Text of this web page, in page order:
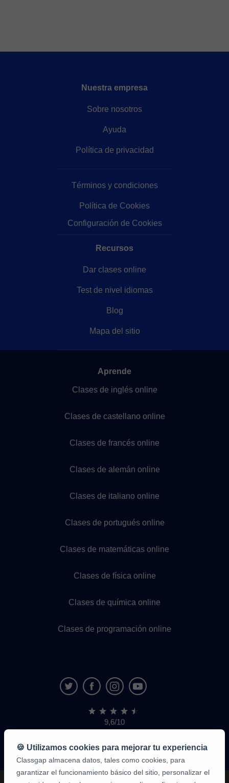
Nuestra empresa
Sobre nosotros
Ayuda
Política de privacidad
Términos y condiciones
Política de Cookies
Configuración de Cookies
Recursos
Dar clases online
Test de nivel idiomas
Blog
Mapa del sitio
Aprende
Clases de inglés online
Clases de castellano online
Clases de francés online
Clases de alemán online
Clases de italiano online
Clases de portugués online
Clases de matemáticas online
Clases de física online
Clases de química online
Clases de programación online
9,6/10
1.339.284
de
alumnos
🍪 Utilizamos cookies para mejorar tu experiencia
Classgap almacena datos, tales como cookies, para
garantizar el funcionamiento básico del sitio, personalizar el